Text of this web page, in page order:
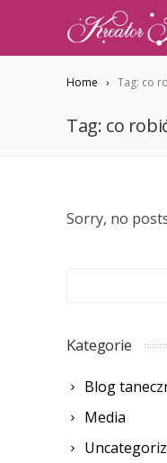
Home Tag: co
Tag: co
Sorry, no
Kategorie
Blog
Media